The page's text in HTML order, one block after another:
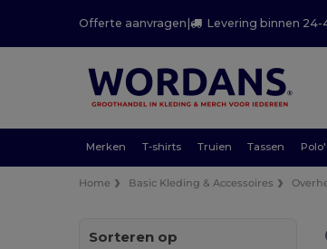
Offerte aanvragen | Levering binnen 24-
Merken T-shirts Truien Tassen
Home Basic Kleding & Accessoires
Sorteren op